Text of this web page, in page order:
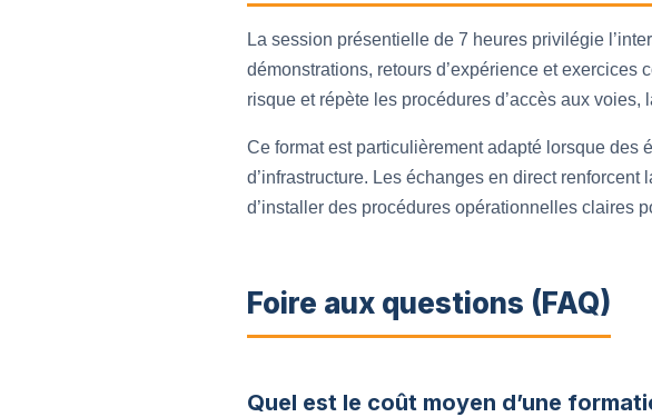
La session présentielle de 7 heures privilégie
démonstrations, retours d’expérience et exercices
risque et répète les procédures d’accès aux
Ce format est particulièrement adapté lorsque
d’infrastructure. Les échanges en direct
d’installer des procédures opérationnelles claires
Foire aux questions (FAQ)
Quel est le coût moyen d’une